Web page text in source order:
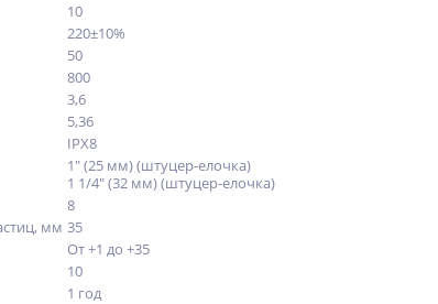
10
220±10%
50
800
3,6
5,36
IPX8
1" (25 мм) (штуцер-елочка)
1 1/4" (32 мм) (штуцер-елочка)
8
мм 35
От +1 до +35
10
1 год